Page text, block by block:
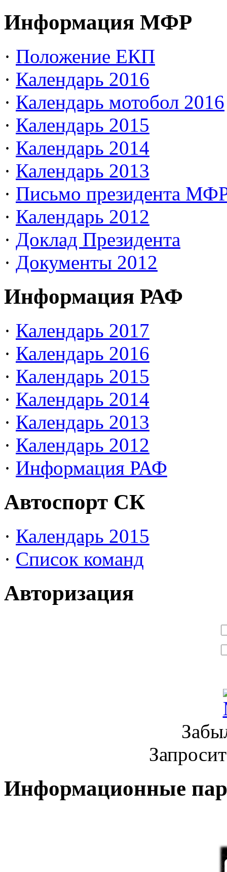
Информация МФР
· Положение ЕКП
· Календарь 2016
· Календарь мотобол 2016
· Календарь 2015
· Календарь 2014
· Календарь 2013
· Письмо президента
· Календарь 2012
· Доклад Президента
· Документы 2012
Информация РАФ
· Календарь 2017
· Календарь 2016
· Календарь 2015
· Календарь 2014
· Календарь 2013
· Календарь 2012
· Информация РАФ
Автоспорт СК
· Календарь 2015
· Список команд
Авторизация
Информационные